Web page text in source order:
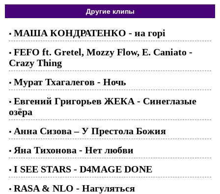
Другие клипы
• МАША КОНДРАТЕНКО - на горі
• FEFO ft. Gretel, Mozzy Flow, E. Caniato -
Crazy Thing
• Мурат Тхагалегов - Ночь
• Евгений Григорьев ЖЕКА - Синеглазые
озёра
• Анна Сизова – У Престола Божия
• Яна Тихонова - Нет любви
• I SEE STARS - D4MAGE DONE
• RASA & NLO - Нагуляться